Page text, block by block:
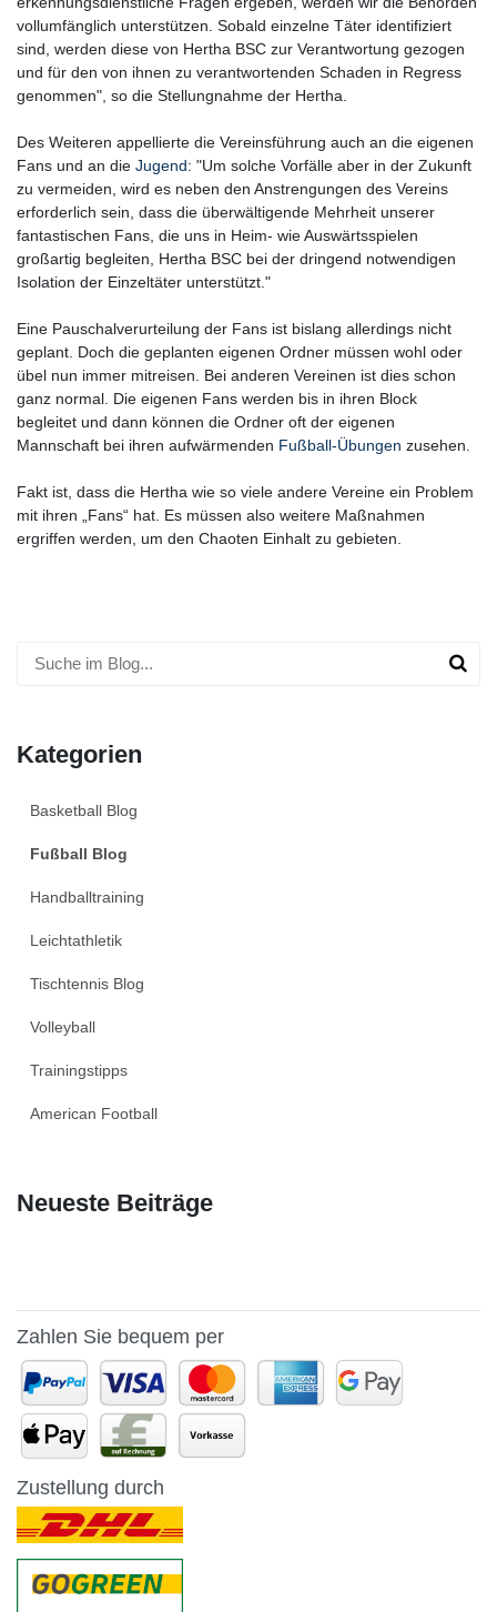
vollumfänglich unterstützen. Sobald einzelne Täter identifiziert
sind, werden diese von Hertha BSC zur Verantwortung gezogen
und für den von ihnen zu verantwortenden Schaden in Regress
genommen", so die Stellungnahme der Hertha.
Des Weiteren appellierte die Vereinsführung auch an die eigenen
Fans und an die Jugend: "Um solche Vorfälle aber in der Zukunft
zu vermeiden, wird es neben den Anstrengungen des Vereins
erforderlich sein, dass die überwältigende Mehrheit unserer
fantastischen Fans, die uns in Heim- wie Auswärtsspielen
großartig begleiten, Hertha BSC bei der dringend notwendigen
Isolation der Einzeltäter unterstützt."
Eine Pauschalverurteilung der Fans ist bislang allerdings nicht
geplant. Doch die geplanten eigenen Ordner müssen wohl oder
übel nun immer mitreisen. Bei anderen Vereinen ist dies schon
ganz normal. Die eigenen Fans werden bis in ihren Block
begleitet und dann können die Ordner oft der eigenen
Mannschaft bei ihren aufwärmenden Fußball-Übungen zusehen.
Fakt ist, dass die Hertha wie so viele andere Vereine ein Problem
mit ihren „Fans“ hat. Es müssen also weitere Maßnahmen
ergriffen werden, um den Chaoten Einhalt zu gebieten.
Kategorien
Basketball Blog
Fußball Blog
Handballtraining
Leichtathletik
Tischtennis Blog
Volleyball
Trainingstipps
American Football
Neueste Beiträge
Zahlen Sie bequem per
Zustellung durch